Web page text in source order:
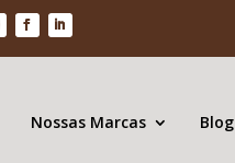
Nossas Marcas Blog